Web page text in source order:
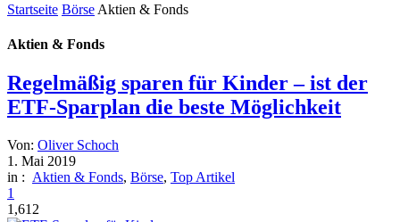
Startseite Börse Aktien & Fonds
Aktien & Fonds
Regelmäßig sparen für Kinder – ist der
ETF-Sparplan die beste Möglichkeit
Von: Oliver Schoch
1. Mai 2019
in : Aktien & Fonds, Börse, Top Artikel
1
1,612